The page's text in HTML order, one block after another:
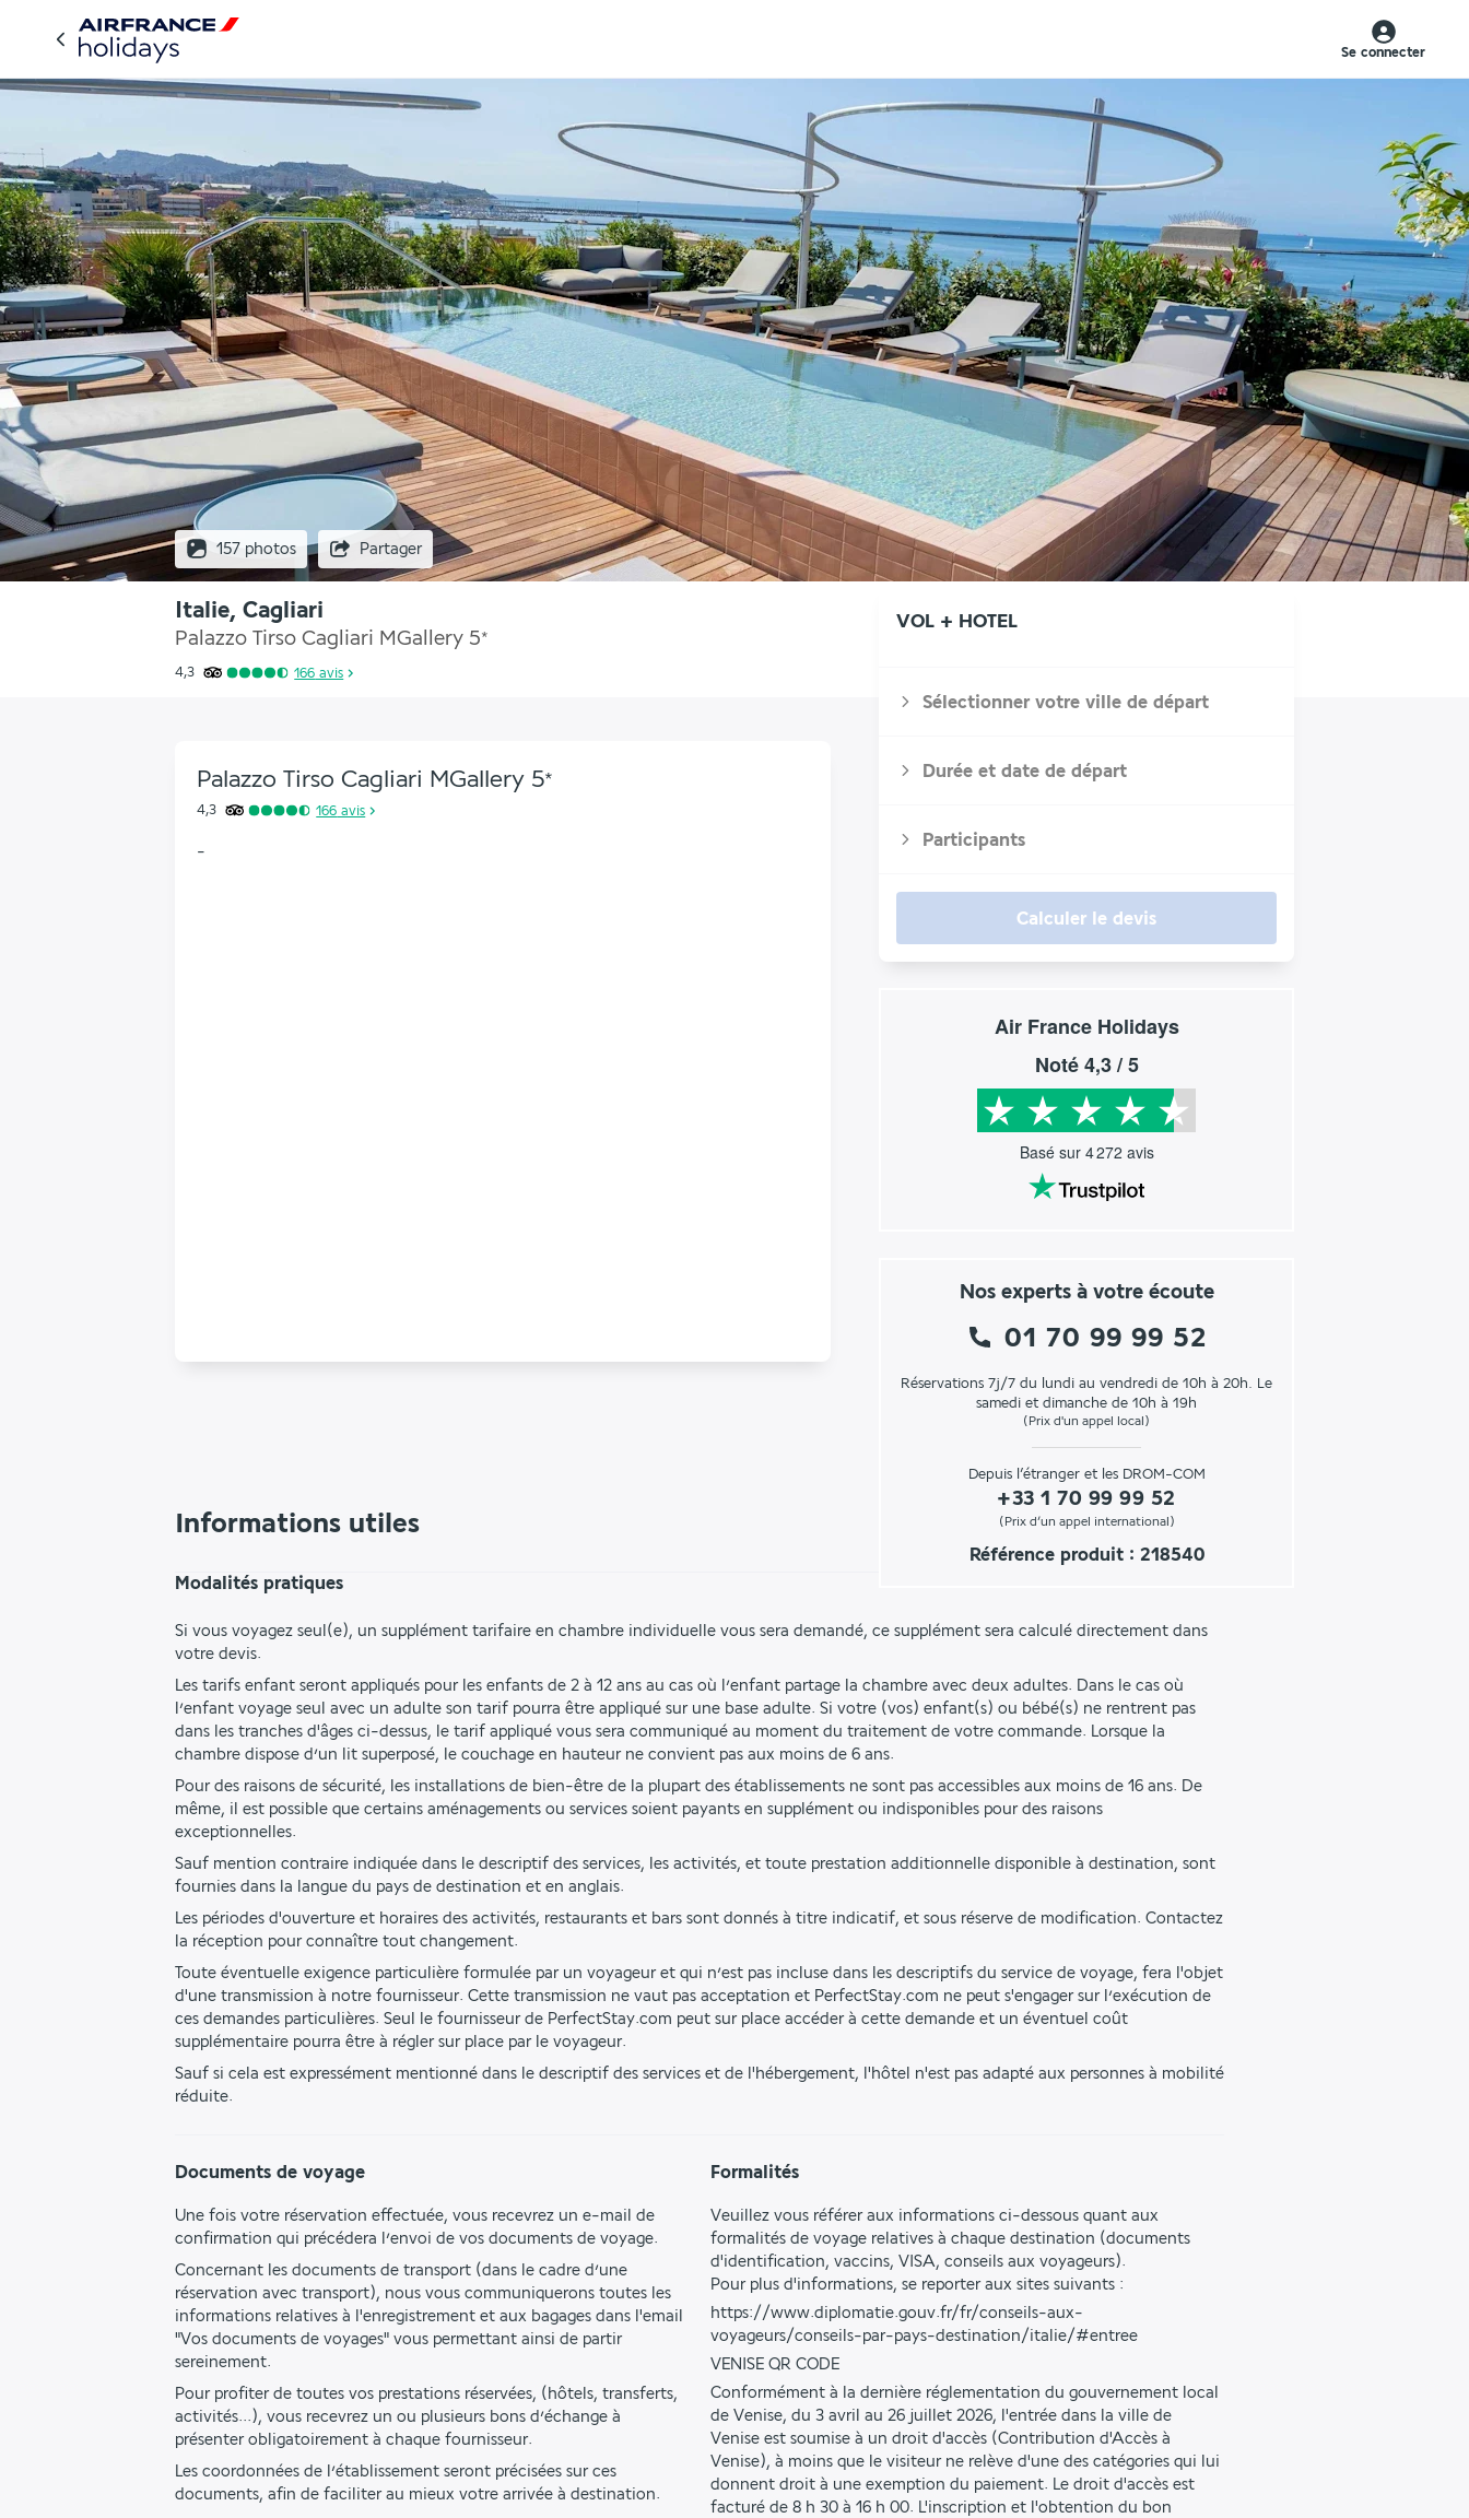
Se connecter
157 photos Partager
Italie, Cagliari
Palazzo Tirso Cagliari MGallery 5*
4,3 166 avis
VOL + HOTEL
Sélectionner votre ville de départ
Durée et date de départ
Participants
Calculer le devis
Air France Holidays
Noté4,3/ 5
Basé sur 4 272 avis
Nos experts à votre écoute
01 70 99 99 52
Réservations 7j/7 du lundi au vendredi de 10h à 20h. Le
samedi et dimanche de 10h à 19h
(Prix d'un appel local)
Depuis l’étranger et les DROM-COM
+33 1 70 99 99 52
(Prix d’un appel international)
Référence produit : 218540
Palazzo Tirso Cagliari MGallery 5*
4,3 166 avis
-
Informations utiles
Modalités pratiques
Si vous voyagez seul(e), un supplément tarifaire en chambre individuelle vous sera demandé, ce supplément sera calculé directement dans
votre devis.
Les tarifs enfant seront appliqués pour les enfants de 2 à 12 ans au cas où l’enfant partage la chambre avec deux adultes. Dans le cas où
l’enfant voyage seul avec un adulte son tarif pourra être appliqué sur une base adulte. Si votre (vos) enfant(s) ou bébé(s) ne rentrent pas
dans les tranches d'âges ci-dessus, le tarif appliqué vous sera communiqué au moment du traitement de votre commande. Lorsque la
chambre dispose d’un lit superposé, le couchage en hauteur ne convient pas aux moins de 6 ans.
Pour des raisons de sécurité, les installations de bien-être de la plupart des établissements ne sont pas accessibles aux moins de 16 ans. De
même, il est possible que certains aménagements ou services soient payants en supplément ou indisponibles pour des raisons
exceptionnelles.
Sauf mention contraire indiquée dans le descriptif des services, les activités, et toute prestation additionnelle disponible à destination, sont
fournies dans la langue du pays de destination et en anglais.
Les périodes d'ouverture et horaires des activités, restaurants et bars sont donnés à titre indicatif, et sous réserve de modification. Contactez
la réception pour connaître tout changement.
Toute éventuelle exigence particulière formulée par un voyageur et qui n’est pas incluse dans les descriptifs du service de voyage, fera l'objet
d'une transmission à notre fournisseur. Cette transmission ne vaut pas acceptation et PerfectStay.com ne peut s'engager sur l’exécution de
ces demandes particulières. Seul le fournisseur de PerfectStay.com peut sur place accéder à cette demande et un éventuel coût
supplémentaire pourra être à régler sur place par le voyageur.
Sauf si cela est expressément mentionné dans le descriptif des services et de l'hébergement, l'hôtel n'est pas adapté aux personnes à mobilité
réduite.
Documents de voyage
Une fois votre réservation effectuée, vous recevrez un e-mail de
confirmation qui précédera l’envoi de vos documents de voyage.
Concernant les documents de transport (dans le cadre d’une
réservation avec transport), nous vous communiquerons toutes les
informations relatives à l'enregistrement et aux bagages dans l'email
"Vos documents de voyages" vous permettant ainsi de partir
sereinement.
Pour profiter de toutes vos prestations réservées, (hôtels, transferts,
activités...), vous recevrez un ou plusieurs bons d’échange à
présenter obligatoirement à chaque fournisseur.
Les coordonnées de l’établissement seront précisées sur ces
documents, afin de faciliter au mieux votre arrivée à destination.
Formalités
Veuillez vous référer aux informations ci-dessous quant aux
formalités de voyage relatives à chaque destination (documents
d'identification, vaccins, VISA, conseils aux voyageurs).
Pour plus d'informations, se reporter aux sites suivants :
https://www.diplomatie.gouv.fr/fr/conseils-aux-
voyageurs/conseils-par-pays-destination/italie/#entree
VENISE QR CODE
Conformément à la dernière réglementation du gouvernement local
de Venise, du 3 avril au 26 juillet 2026, l'entrée dans la ville de
Venise est soumise à un droit d'accès (Contribution d'Accès à
Venise), à moins que le visiteur ne relève d'une des catégories qui lui
donnent droit à une exemption du paiement. Le droit d'accès est
facturé de 8 h 30 à 16 h 00. L'inscription et l'obtention du bon